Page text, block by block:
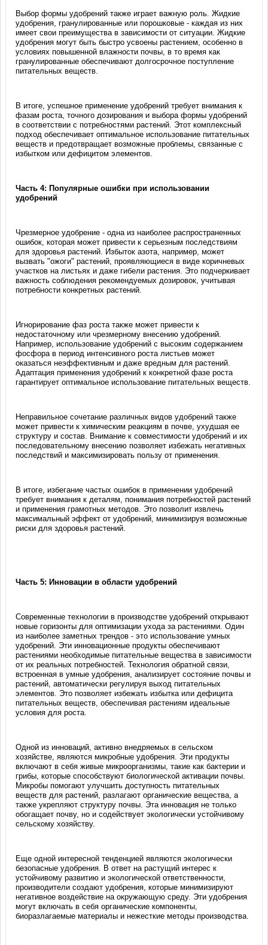
Выбор формы удобрений также играет важную роль. Жидкие
удобрения, гранулированные или порошковые - каждая из них
имеет свои преимущества в зависимости от ситуации. Жидкие
удобрения могут быть быстро усвоены растением, особенно в
условиях повышенной влажности почвы, в то время как
гранулированные обеспечивают долгосрочное поступление
питательных веществ.
В итоге, успешное применение удобрений требует внимания к
фазам роста, точного дозирования и выбора формы удобрений
в соответствии с потребностями растений. Этот комплексный
подход обеспечивает оптимальное использование питательных
веществ и предотвращает возможные проблемы, связанные с
избытком или дефицитом элементов.
Часть 4: Популярные ошибки при использовании
удобрений
Чрезмерное удобрение - одна из наиболее распространенных
ошибок, которая может привести к серьезным последствиям
для здоровья растений. Избыток азота, например, может
вызвать "ожоги" растений, проявляющиеся в виде коричневых
участков на листьях и даже гибели растения. Это подчеркивает
важность соблюдения рекомендуемых дозировок, учитывая
потребности конкретных растений.
Игнорирование фаз роста также может привести к
недостаточному или чрезмерному внесению удобрений.
Например, использование удобрений с высоким содержанием
фосфора в период интенсивного роста листьев может
оказаться неэффективным и даже вредным для растений.
Адаптация применения удобрений к конкретной фазе роста
гарантирует оптимальное использование питательных веществ.
Неправильное сочетание различных видов удобрений также
может привести к химическим реакциям в почве, ухудшая ее
структуру и состав. Внимание к совместимости удобрений и их
последовательному внесению позволяет избежать негативных
последствий и максимизировать пользу от применения.
В итоге, избегание частых ошибок в применении удобрений
требует внимания к деталям, понимания потребностей растений
и применения грамотных методов. Это позволит извлечь
максимальный эффект от удобрений, минимизируя возможные
риски для здоровья растений.
Часть 5: Инновации в области удобрений
Современные технологии в производстве удобрений открывают
новые горизонты для оптимизации ухода за растениями. Один
из наиболее заметных трендов - это использование умных
удобрений. Эти инновационные продукты обеспечивают
растениями необходимые питательные вещества в зависимости
от их реальных потребностей. Технология обратной связи,
встроенная в умные удобрения, анализирует состояние почвы и
растений, автоматически регулируя выход питательных
элементов. Это позволяет избежать избытка или дефицита
питательных веществ, обеспечивая растениям идеальные
условия для роста.
Одной из инноваций, активно внедряемых в сельском
хозяйстве, являются микробные удобрения. Эти продукты
включают в себя живые микроорганизмы, такие как бактерии и
грибы, которые способствуют биологической активации почвы.
Микробы помогают улучшить доступность питательных
веществ для растений, разлагают органические вещества, а
также укрепляют структуру почвы. Эта инновация не только
обогащает почву, но и содействует экологически устойчивому
сельскому хозяйству.
Еще одной интересной тенденцией являются экологически
безопасные удобрения. В ответ на растущий интерес к
устойчивому развитию и экологической ответственности,
производители создают удобрения, которые минимизируют
негативное воздействие на окружающую среду. Эти удобрения
могут включать в себя органические компоненты,
биоразлагаемые материалы и нежесткие методы производства.